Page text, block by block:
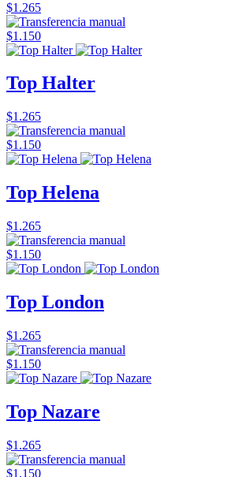
$1.265
$1.150
Top Halter
$1.265
$1.150
Top Helena
$1.265
$1.150
Top London
$1.265
$1.150
Top Nazare
$1.265
$1.150